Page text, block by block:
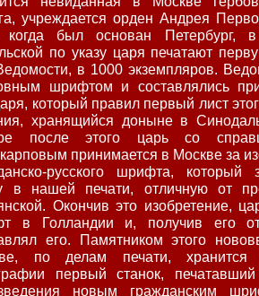
учреждается орден Андрея
когда был основан Петербург,
по указу царя печатают
в 1000 экземпляров.
шрифтом и составлялись
который правил первый лист
хранящийся доныне в
после этого царь со
принимается в Москве за
русского шрифта, который
в нашей печати, отличную от
Окончив это изобретение,
в Голландии и, получив его
его. Памятником этого
по делам печати, хранится
первый станок,
новым гражданским